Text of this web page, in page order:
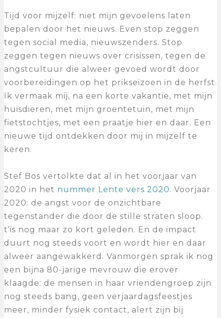
Tijd voor mijzelf: niet mijn gevoelens laten
bepalen door het nieuws. Even stop zeggen
tegen social media, nieuwszenders. Stop
zeggen tegen nieuws over crisissen, tegen de
angstcultuur die alweer gevoed wordt door
voorbereidingen op het prikseizoen in de herfst.
Ik vermaak mij, na een korte vakantie, met mijn
huisdieren, met mijn groentetuin, met mijn
fietstochtjes, met een praatje hier en daar. Een
nieuwe tijd ontdekken door mij in mijzelf te
keren.
Stef Bos vertolkte dat al in het voorjaar van
2020 in het nummer Lente vers 2020. Voorjaar
2020: de angst voor de onzichtbare
tegenstander die door de stille straten sloop.
t’is nog maar zo kort geleden. En de impact
duurt nog steeds voort en wordt hier en daar
alweer aangewakkerd. Vanmorgen sprak ik nog
een bijna 80-jarige mevrouw die erover
klaagde: de mensen in haar vriendengroep zijn
nog steeds bang, geen verjaardagsfeestjes
meer, minder fysiek contact, alert zijn bij